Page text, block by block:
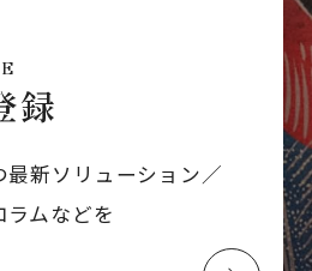
録
最新ソリューション／
ムなどを